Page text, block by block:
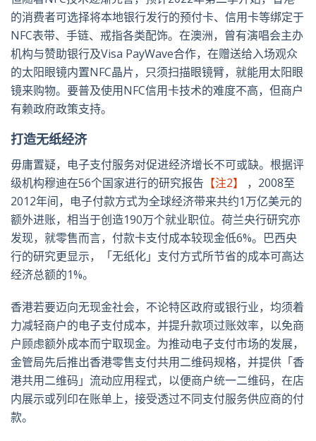
的消费者可选择将本地银行发行的预付卡、信用卡等绑定于
NFC表带、手链、戒指各类配饰。在澳洲，曾有演唱会主办
机构与赞助银行及Visa PayWave合作，在赠送给入场观众
的太阳眼镜内置NFC晶片，只须扫描眼镜臂，就能用太阳眼
镜来购物。要普及使用NFC信用卡技术的难度不高，但商户
有赖政府政策支持。
打造无纸经济
毋庸置疑，电子支付服务对促进经济增长不可或缺。根据评
级机构穆迪在56个国家进行的研究报告 【注2】
，2008至
2012年间，电子付款方式为全球经济带来共约1万亿美元的
额外进账，相当于创造190万个就业职位。荷兰央行研究亦
发现，就零售而言，付款卡支付成本较现金低6%。巴西央
行的研究更显示，「无纸化」支付方式所节省的成本可高达
经济总额的1%。
香港若要迈向无现金社会，不论特区政府或银行业，均须着
力减轻商户的电子支付成本，并提升款项过账效率，以免商
户顾虑额外成本而宁取现金。为推动电子支付市场的发展，
金管局先后推出香港零售支付共用二维码规格，并提供「香
港共用二维码」流动应用程式，以便商户统一二维码，在店
内展示或列印在账单上，接受透过不同支付服务供应商的付
款。